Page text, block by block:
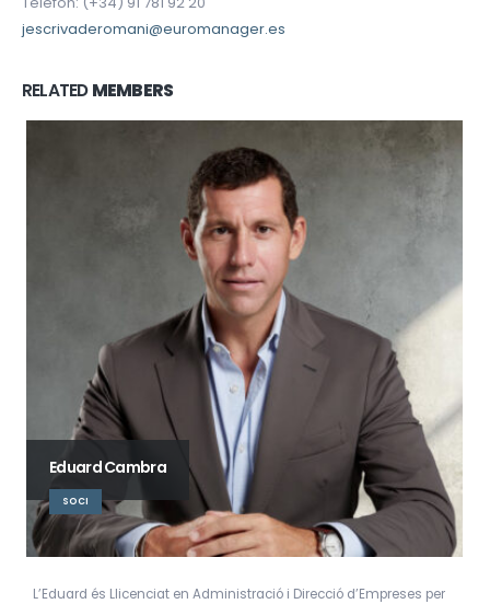
jescrivaderomani@euromanager.es
RELATEDMEMBERS
David Chumilla
SOCI
El David és Llicenciat en Administració i Direcció d’Empreses per